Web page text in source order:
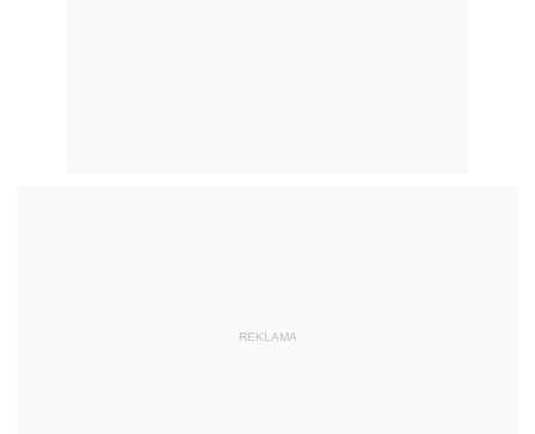
REKLAMA